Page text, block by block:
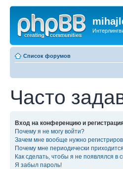
Список форумов
Часто
Вход на конференцию и
Почему я не могу войти?
Зачем мне вообще нужно
Почему мне периодически
Как сделать, чтобы я не появлялся в
Я забыл пароль!